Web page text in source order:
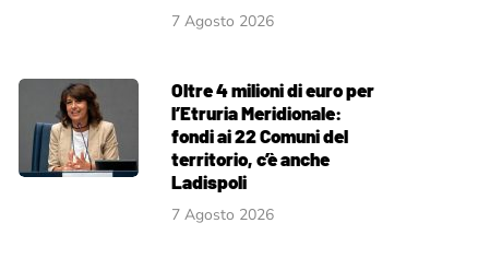
7 Agosto 2026
Oltre 4 milioni di euro per
l’Etruria Meridionale:
fondi ai 22 Comuni del
territorio, c’è anche
Ladispoli
7 Agosto 2026